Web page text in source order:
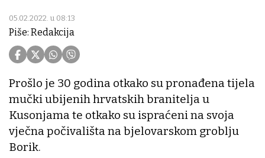
05.02.2022. u 08:13
Piše: Redakcija
Prošlo je 30 godina otkako su pronađena tijela
mučki ubijenih hrvatskih branitelja u
Kusonjama te otkako su ispraćeni na svoja
vječna počivališta na bjelovarskom groblju
Borik.